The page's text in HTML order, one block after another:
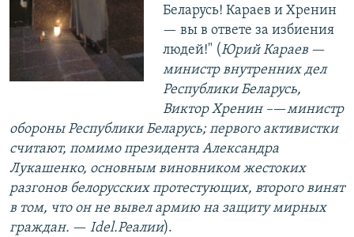
Беларусь! Караев и Хренин
— вы в ответе за избиения
людей!" (Юрий Караев —​
министр внутренних дел
Республики Беларусь,
Виктор Хренин –—​министр
обороны Республики Беларусь; первого активистки
считают, помимо президента Александра
Лукашенко, основным виновником жестоких
разгонов белорусских протестующих, второго винят
в том, что он не вывел армию на защиту мирных
граждан. —​ Idel.Реалии).